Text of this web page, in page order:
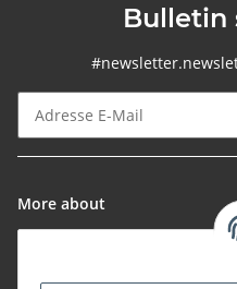
Bulletin
More about